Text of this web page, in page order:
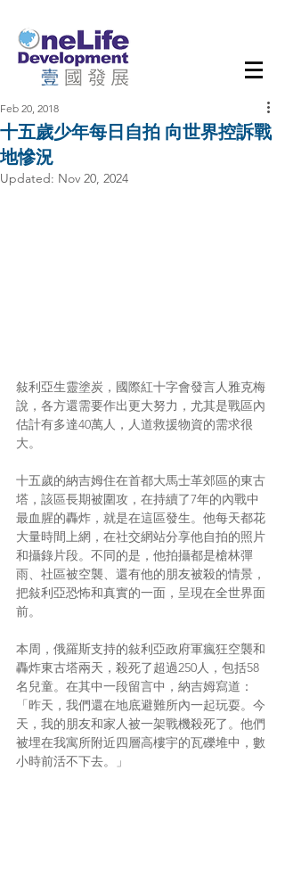
十五歲少年每日自拍 向世界控訴戰
地慘況
Feb 20, 2018
Updated: Nov 20, 2024
敍利亞生靈塗炭，國際紅十字會發言人雅克梅
說，各方還需要作出更大努力，尤其是戰區內
估計有多達40萬人，人道救援物資的需求很
大。
十五歲的納吉姆住在首都大馬士革郊區的東古
塔，該區長期被圍攻，在持續了7年的內戰中
最血腥的轟炸，就是在這區發生。他每天都花
大量時間上網，在社交網站分享他自拍的照片
和攝錄片段。不同的是，他拍攝都是槍林彈
雨、社區被空襲、還有他的朋友被殺的情景，
把敍利亞恐怖和真實的一面，呈現在全世界面
前。
本周，俄羅斯支持的敍利亞政府軍瘋狂空襲和
轟炸東古塔兩天，殺死了超過250人，包括58
名兒童。在其中一段留言中，納吉姆寫道：
「昨天，我們還在地底避難所內一起玩耍。今
天，我的朋友和家人被一架戰機殺死了。他們
被埋在我寓所附近四層高樓宇的瓦礫堆中，數
小時前活不下去。」